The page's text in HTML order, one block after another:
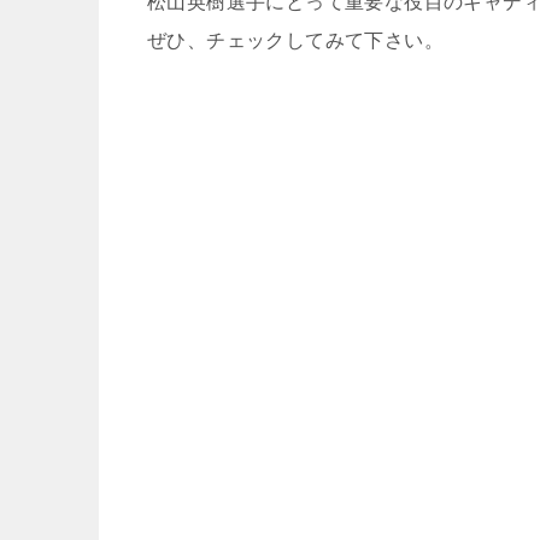
ぜひ、チェックしてみて下さい。